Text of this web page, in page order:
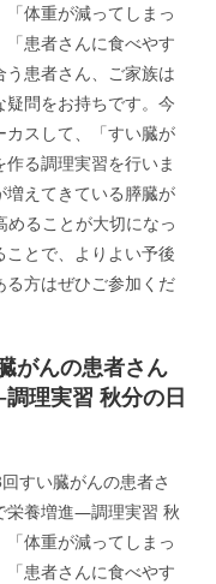
体重が減ってしまっ
患者さんに食べやす
患者さん、ご家族は
疑問をお持ちです。今
カスして、「すい臓が
る調理実習を行いま
えてきている膵臓が
めることが大切になっ
とで、よりよい予後
る方はぜひご参加くだ
がんの患者さん
理実習 秋分の日
すい臓がんの患者さ
栄養増進―調理実習 秋
体重が減ってしまっ
患者さんに食べやす